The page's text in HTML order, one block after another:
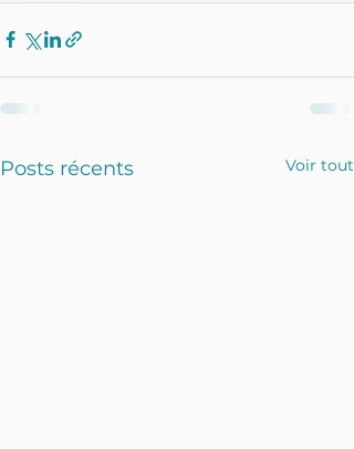
Posts récents Voir tout